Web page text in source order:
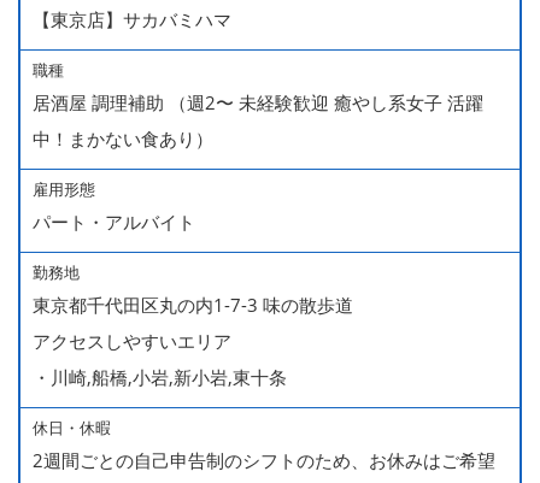
【東京店】サカバミハマ
職種
居酒屋 調理補助 （週2〜 未経験歓迎 癒やし系女子 活躍
中！まかない食あり）
雇用形態
パート・アルバイト
勤務地
東京都千代田区丸の内1-7-3 味の散歩道
アクセスしやすいエリア
・川崎,船橋,小岩,新小岩,東十条
休日・休暇
2週間ごとの自己申告制のシフトのため、お休みはご希望